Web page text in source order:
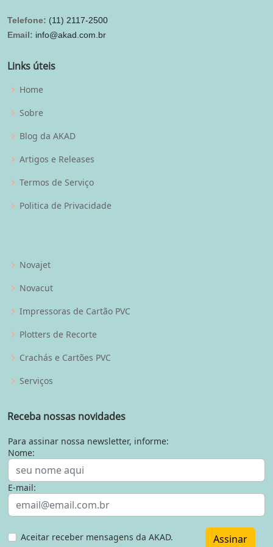
Telefone: (11) 2117-2500
Email: info@akad.com.br
Links úteis
Home
Sobre
Blog da AKAD
Artigos e Releases
Termos de Serviço
Politica de Privacidade
Novajet
Novacut
Impressoras de Cartão PVC
Plotters de Recorte
Crachás e Cartões PVC
Serviços
Receba nossas novidades
Para assinar nossa newsletter, informe:
Nome:
E-mail:
Aceitar receber mensagens da AKAD. Assinar